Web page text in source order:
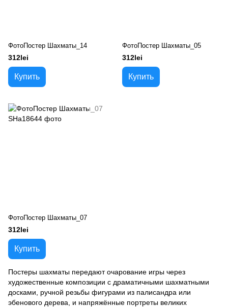
ФотоПостер Шахматы_14
312lei
Купить
ФотоПостер Шахматы_05
312lei
Купить
ФотоПостер Шахматы_07
312lei
Купить
Постеры шахматы передают очарование игры через
художественные композиции с драматичными шахматными
досками, ручной резьбы фигурами из палисандра или
эбенового дерева, и напряжённые портреты великих